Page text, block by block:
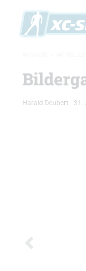
Harald Deubert - 31.